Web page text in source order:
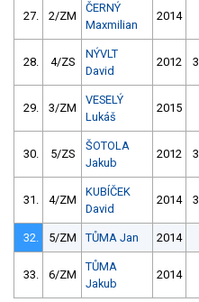
27. 2/ZM
ČERNÝ
Maxmilian
2014
28. 4/ZS
NÝVLT
David
2012 3
29. 3/ZM
VESELÝ
Lukáš
2015
30. 5/ZS
ŠOTOLA
Jakub
2012 3
31. 4/ZM
KUBÍČEK
David
2014 3
32. 5/ZM TŮMA Jan 2014
33. 6/ZM
TŮMA
Jakub
2014